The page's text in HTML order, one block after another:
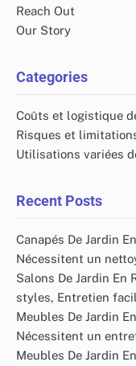
Reach Out
Our Story
Categories
Coûts et logistique
Risques et
Utilisations variées
Recent Posts
Canapés De Jardin
Nécessitent un
Salons De Jardin En
styles, Entretien
Meubles De Jardin
Nécessitent un
Meubles De Jardin